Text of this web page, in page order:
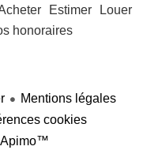
Estimer
Louer
honoraires
Mentions légales
cookies
Apimo™